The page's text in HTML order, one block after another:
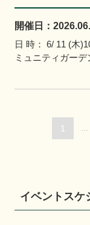
開催日：
日 時： 6/ 11 (木
ミュニティガーデ
1 ...
イベントスケ